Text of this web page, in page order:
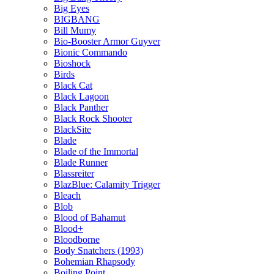
Big Eyes
BIGBANG
Bill Mumy
Bio-Booster Armor Guyver
Bionic Commando
Bioshock
Birds
Black Cat
Black Lagoon
Black Panther
Black Rock Shooter
BlackSite
Blade
Blade of the Immortal
Blade Runner
Blassreiter
BlazBlue: Calamity Trigger
Bleach
Blob
Blood of Bahamut
Blood+
Bloodborne
Body Snatchers (1993)
Bohemian Rhapsody